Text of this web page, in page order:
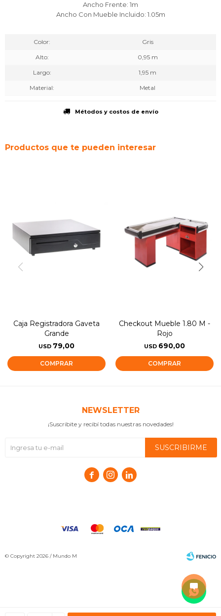
Ancho Frente: 1m
Ancho Con Mueble Incluido: 1.05m
Color Gris
Alto 0,95 m
Largo 1,95 m
Material Metal
Métodos y costos de envío
Productos que te pueden interesar
Caja Registradora Gaveta
Grande
USD 79,00
Checkout Mueble 1.80 M -
Rojo
USD 690,00
NEWSLETTER
¡Suscribite y recibí todas nuestras novedades!
SUSCRIBIRME
  
© Copyright 2026 / Mundo M